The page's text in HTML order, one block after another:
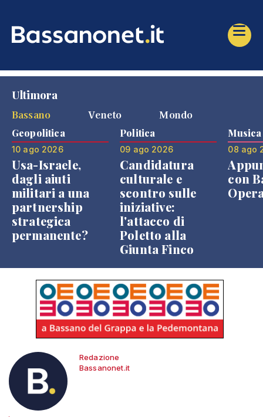
Ultimora
Bassano
Veneto Mondo
Geopolitica
10 ago 2026
Usa-Israele,
dagli aiuti
militari a una
partnership
strategica
permanente?
Politica
09 ago 2026
Candidatura
culturale e
scontro sulle
iniziative:
l'attacco di
Poletto alla
Giunta Finco
Musica
08 ago
con
Redazione
Bassanonet.it